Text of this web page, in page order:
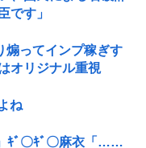
です」
煽ってインプ稼ぎす
オリジナル重視
ね
ｷﾞ〇ｷﾞ〇麻衣「……